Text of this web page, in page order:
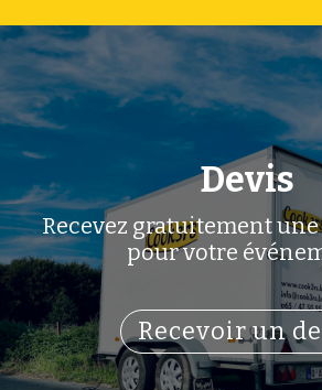
Devis
Recevez gratuitement
pour votre
Recevoir un